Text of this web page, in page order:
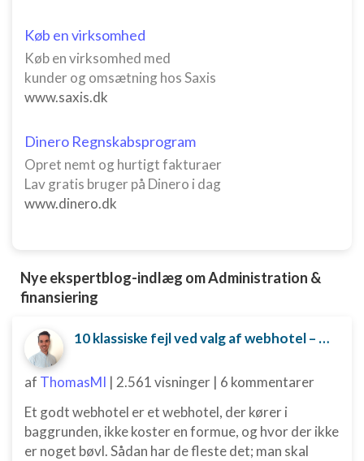
Køb en virksomhed
Køb en virksomhed med
kunder og omsætning hos Saxis
www.saxis.dk
Dinero Regnskabsprogram
Opret nemt og hurtigt fakturaer
Lav gratis bruger på Dinero i dag
www.dinero.dk
Nye ekspertblog-indlæg om Administration &
finansiering
10 klassiske fejl ved valg af webhotel – og hvordan du undgår dem
af ThomasMI | 2.561 visninger | 6 kommentarer
Et godt webhotel er et webhotel, der kører i
baggrunden, ikke koster en formue, og hvor der ikke
er noget bøvl. Sådan har de fleste det; man skal